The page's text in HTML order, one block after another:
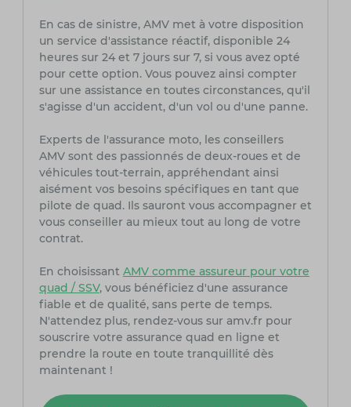
En cas de sinistre, AMV met à votre disposition
un service d'assistance réactif, disponible 24
heures sur 24 et 7 jours sur 7, si vous avez opté
pour cette option. Vous pouvez ainsi compter
sur une assistance en toutes circonstances, qu'il
s'agisse d'un accident, d'un vol ou d'une panne.
Experts de l'assurance moto, les conseillers
AMV sont des passionnés de deux-roues et de
véhicules tout-terrain, appréhendant ainsi
aisément vos besoins spécifiques en tant que
pilote de quad. Ils sauront vous accompagner et
vous conseiller au mieux tout au long de votre
contrat.
En choisissant AMV comme assureur pour votre
quad / SSV, vous bénéficiez d'une assurance
fiable et de qualité, sans perte de temps.
N'attendez plus, rendez-vous sur amv.fr pour
souscrire votre assurance quad en ligne et
prendre la route en toute tranquillité dès
maintenant !